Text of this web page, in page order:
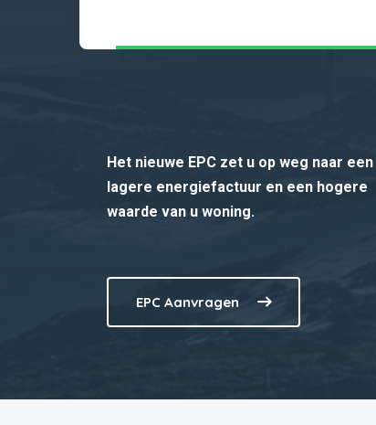
Het nieuwe EPC zet u op weg naar een
lagere energiefactuur en een hogere
waarde van u woning.
EPC Aanvragen